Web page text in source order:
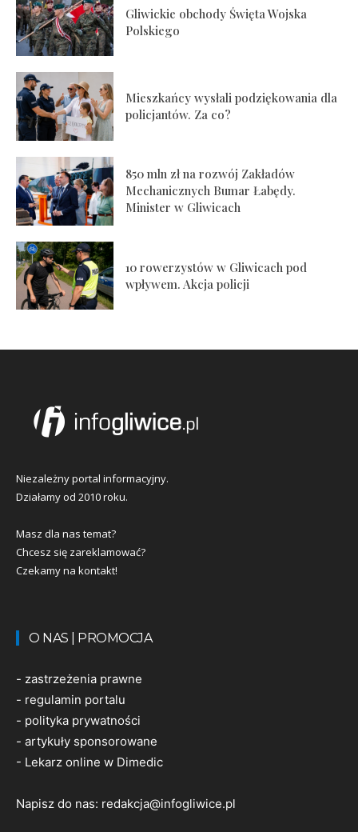
Gliwickie obchody Święta Wojska
Polskiego
Mieszkańcy wysłali podziękowania dla
policjantów. Za co?
850 mln zł na rozwój Zakładów
Mechanicznych Bumar Łabędy.
Minister w Gliwicach
10 rowerzystów w Gliwicach pod
wpływem. Akcja policji
Niezależny portal informacyjny.
Działamy od 2010 roku.
Masz dla nas temat?
Chcesz się zareklamować?
Czekamy na kontakt!
O NAS | PROMOCJA
- zastrzeżenia prawne
- regulamin portalu
- polityka prywatności
- artykuły sponsorowane
- Lekarz online w Dimedic
Napisz do nas: redakcja@infogliwice.pl